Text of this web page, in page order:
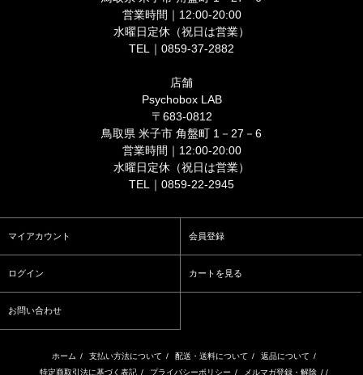
営業時間｜12:00-20:00
水曜日定休（祝日は営業）
TEL｜0859-37-2882
店舗
Psychobox LAB
〒683-0812
鳥取県 米子市 角盤町 1－27－6
営業時間｜12:00-20:00
水曜日定休（祝日は営業）
TEL｜0859-22-2945
マイアカウント 会員登録
ログイン カートを見る
お問い合わせ
ホーム / 支払い方法について / 配送・送料について / 返品について /
特定商取引法に基づく表記 / プライバシーポリシー / メルマガ登録・解除 / /